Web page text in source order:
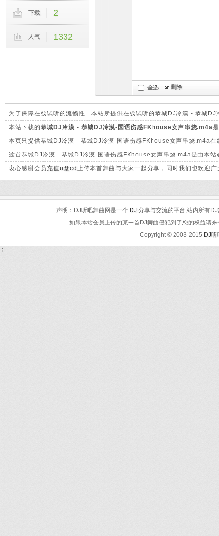
全选 删除
下载 2
人气 1332
为了保障在线试听的流畅性，本站所提供在线试听的恭城DJ冷漠 - 恭城
有很大的差别。
本站下载的恭城DJ冷漠 - 恭城DJ冷漠-国语伤感FKhouse女声串烧.m4a
脆高清晰。
本页只提供恭城DJ冷漠 - 恭城DJ冷漠-国语伤感FKhouse女声串烧.m4a
这首恭城DJ冷漠 - 恭城DJ冷漠-国语伤感FKhouse女声串烧.m4a是由本
衷心感谢会员 充值u盘cd 上传本首舞曲与大家一起分享，同时我们也欢迎
声明：DJ听吧舞曲网是一个 DJ 分享与交流的平台,站内所有
如果本站会员上传的某一首DJ舞曲侵犯到了您的权益请
Copyright © 2003-2015 DJ
；